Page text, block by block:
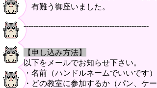
有難う御座いました。
---------------------------------------------------
【申し込み方法】
以下をメールでお知らせ下さい。
・名前（ハンドルネームでいいです）
・どの教室に参加するか（パン、ケー